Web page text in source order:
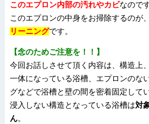
このエプロン内部の汚れやカビなのです
このエプロンの中身をお掃除するのが
リーニングです。
【念のためご注意を！！】
今回お話しさせて頂く内容は、構造上
一体になっている浴槽、エプロンのな
グなどで浴槽と壁の間を密着固定して
浸入しない構造となっている浴槽は対
ん。